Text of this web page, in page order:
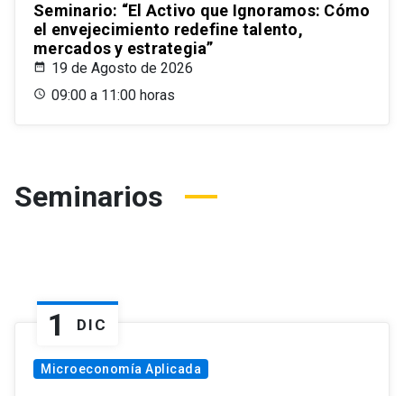
Seminario: “El Activo que Ignoramos: Cómo
el envejecimiento redefine talento,
mercados y estrategia”
19 de Agosto de 2026
09:00 a 11:00 horas
Seminarios
1 DIC
Microeconomía Aplicada